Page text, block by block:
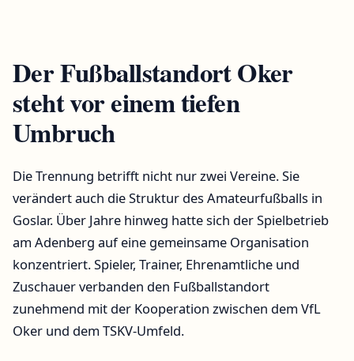
Der Fußballstandort Oker
steht vor einem tiefen
Umbruch
Die Trennung betrifft nicht nur zwei Vereine. Sie
verändert auch die Struktur des Amateurfußballs in
Goslar. Über Jahre hinweg hatte sich der Spielbetrieb
am Adenberg auf eine gemeinsame Organisation
konzentriert. Spieler, Trainer, Ehrenamtliche und
Zuschauer verbanden den Fußballstandort
zunehmend mit der Kooperation zwischen dem VfL
Oker und dem TSKV-Umfeld.